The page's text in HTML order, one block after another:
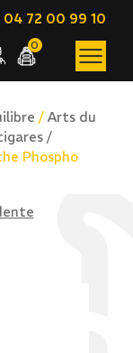
04 72 00 99 10
0
/ Arts du
/
Phospho